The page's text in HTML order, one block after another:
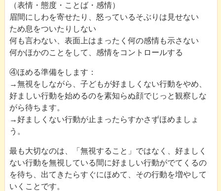
（表情・態度・ことば・感情）
眉間にしわを寄せたり、怒っているそぶりは見せない
ため息をついたりしない
何も言わない、表面上はまったく何の感情も示さない
何かほかのことをして、感情をコントロールする
④ほめる準備をします：
→無視をしながら、子どもが好ましくない行動をやめ、
好ましい行動を始めるのを素知らぬ顔でじっと観察しな
がら待ちます。
→好ましくない行動が止まったらすかさずほめましょ
う。
最も大切なのは、「無視すること」ではなく、好ましく
ない行動を無視している間に好ましい行動がでてくるの
を待ち、出てきたらすぐにほめて、その行動を増やして
いくことです。